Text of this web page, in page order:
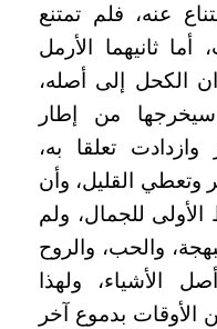
عنه، فلم تمتنع
أما ثانيهما الأرمل
الكحل إلى أصله،
من إطار
تعلقا به،
وتعطي القليل، وأن
للجمال، ولم
والحب، والروح
الأشياء، ولهذا
بدموع آخر